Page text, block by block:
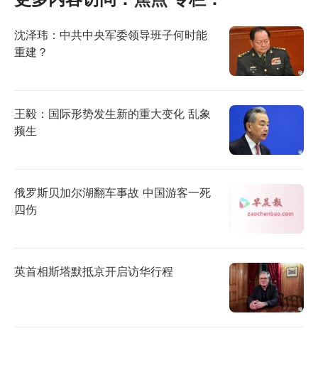
沈泽玮：中共中央军委领导班子何时能
重建？
王毅：国际形势发生新的重大变化 乱象
频生
俄罗斯贝加尔湖翻车事故 中国游客一死
四伤
英首相斯塔默抵京开启访华行程